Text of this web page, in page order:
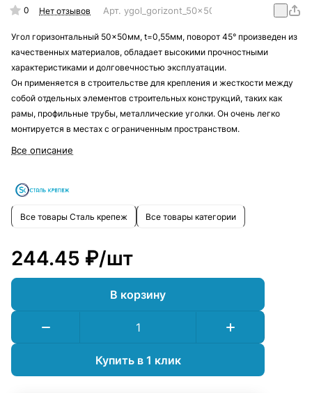
0 Нет отзывов Арт. ygol_gorizont_50x50mm_t=0,55mm_45
Угол горизонтальный 50x50мм, t=0,55мм, поворот 45° произведен из
качественных материалов, обладает высокими прочностными
характеристиками и долговечностью эксплуатации.
Он применяется в строительстве для крепления и жесткости между
собой отдельных элементов строительных конструкций, таких как
рамы, профильные трубы, металлические уголки. Он очень легко
монтируется в местах с ограниченным пространством.
Все описание
Все товары Сталь крепеж Все товары категории
244.45 ₽/шт
В корзину
Купить в 1 клик